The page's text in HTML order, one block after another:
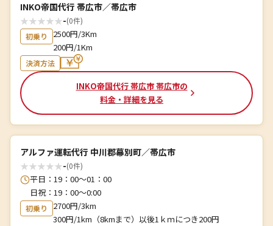
INKO帝国代行 帯広市／帯広市
★★★★★-(0件)
初乗り
2500円/3Km
200円/1Km
決済方法
INKO帝国代行 帯広市 帯広市の
料金・詳細を見る
アルファ運転代行 中川郡幕別町／帯広市
★★★★★-(0件)
平日：19：00～01：00
日祝：19：00～0:00
初乗り
2700円/3km
300円/1km（8kmまで）以後1ｋｍにつき200円